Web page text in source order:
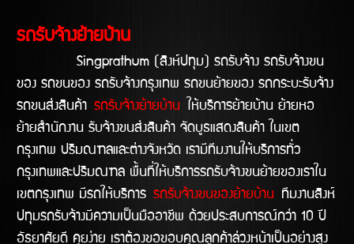
รถรับจ้างย้ายบ้าน
Singprathum (สิงห์ปทุม) รถรับจ้าง รถรับจ้างขน
ของ รถขนของ รถรับจ้างกรุงเทพ รถขนย้ายของ รถกระบะรับจ้าง
รถขนส่งสินค้า รถรับจ้างย้ายบ้าน ให้บริการย้ายบ้าน ย้ายหอ
ย้ายสำนักงาน รับจ้างขนส่งสินค้า จัดบูธแสดงสินค้า ในเขต
กรุงเทพ ปริมณฑลและต่างจังหวัด เรามีทีมงานให้บริการทั่ว
กรุงเทพและปริมณฑล พื้นที่ให้บริการรถรับจ้างขนย้ายของเราใน
เขตกรุงเทพ มีรถให้บริการ รถรับจ้างขนของย้ายบ้าน ทีมงานสิงห์
ปทุมรถรับจ้างมีความเป็นมืออาชีพ ด้วยประสบการณ์กว่า 10 ปี
อัธยาศัยดี คุยง่าย เราต้องขอขอบคุณลูกค้าล่วงหน้าเป็นอย่างสูง